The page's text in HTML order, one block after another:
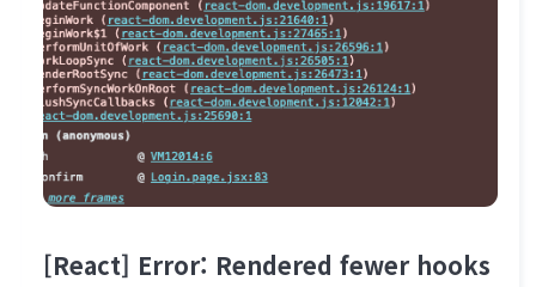
[React] Error: Rendered fewer hooks